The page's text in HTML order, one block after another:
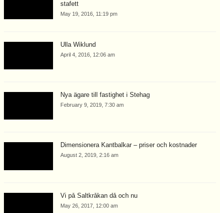
stafett
May 19, 2016, 11:19 pm
Ulla Wiklund
April 4, 2016, 12:06 am
Nya ägare till fastighet i Stehag
February 9, 2019, 7:30 am
Dimensionera Kantbalkar – priser och kostnader
August 2, 2019, 2:16 am
Vi på Saltkråkan då och nu
May 26, 2017, 12:00 am